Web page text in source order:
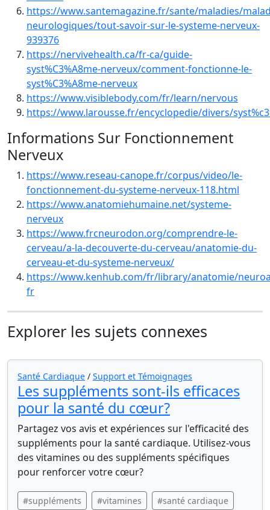
https://www.santemagazine.fr/sante/maladies/
neurologiques/tout-savoir-sur-le-systeme-nerveux-
939376
https://nervivehealth.ca/fr-ca/guide-
syst%C3%A8me-nerveux/comment-fonctionne-le-
syst%C3%A8me-nerveux
https://www.visiblebody.com/fr/learn/nervous
https://www.larousse.fr/encyclopedie/divers/
Informations Sur Fonctionnement
Nerveux
https://www.reseau-canope.fr/corpus/video/le-
fonctionnement-du-systeme-nerveux-118.html
https://www.anatomiehumaine.net/systeme-
nerveux
https://www.frcneurodon.org/comprendre-le-
cerveau/a-la-decouverte-du-cerveau/anatomie-du-
cerveau-et-du-systeme-nerveux/
https://www.kenhub.com/fr/library/anatomie/
fr
Explorer les sujets connexes
Santé Cardiaque / Support et Témoignages
Les suppléments sont-ils efficaces
pour la santé du cœur?
Partagez vos avis et expériences sur l'efficacité des
suppléments pour la santé cardiaque. Utilisez-vous
des vitamines ou des suppléments spécifiques
pour renforcer votre cœur?
#suppléments #vitamines #santé cardiaque